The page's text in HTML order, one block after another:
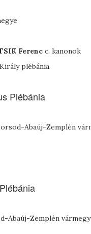
Ferenc c. kanonok
plébánia
Plébánia
Abaúj-Zemplén
Abaúj-Zemplén